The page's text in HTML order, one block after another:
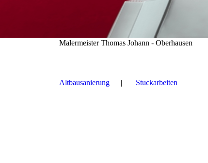
Malermeister Thomas Johann - Oberhausen
Altbausanierung Stuckarbeiten